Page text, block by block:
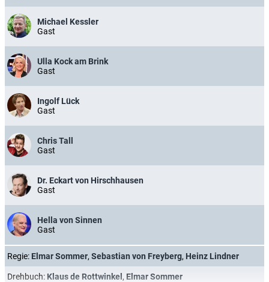
Michael Kessler
Gast
Ulla Kock am Brink
Gast
Ingolf Lück
Gast
Chris Tall
Gast
Dr. Eckart von Hirschhausen
Gast
Hella von Sinnen
Gast
Regie: Elmar Sommer, Sebastian von Freyberg, Heinz Lindner
Drehbuch: Klaus de Rottwinkel, Elmar Sommer